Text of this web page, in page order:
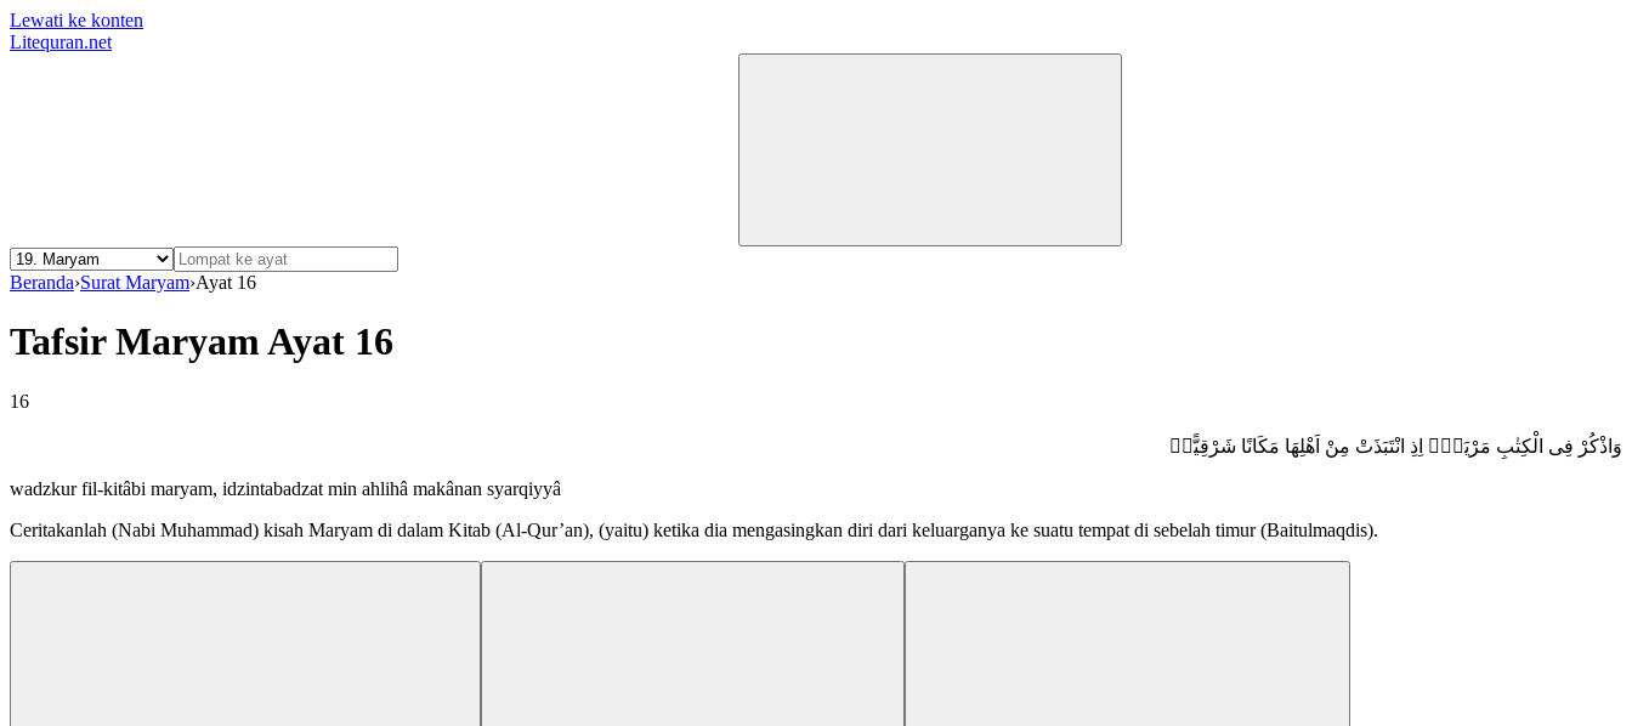
Lewati ke konten
Litequran.net
Beranda›Surat Maryam›Ayat 16
Tafsir Maryam Ayat 16
16
وَاذْكُرْ فِى الْكِتٰبِ مَرْيَمَۘ اِذِ انْتَبَذَتْ مِنْ اَهْلِهَا مَكَانًا شَرْقِيًّاۙ
wadzkur fil-kitâbi maryam, idzintabadzat min ahlihâ makânan syarqiyyâ
Ceritakanlah (Nabi Muhammad) kisah Maryam di dalam Kitab (Al-Qur’an), (yaitu) ketika dia mengasingkan diri dari keluarganya ke suatu tempat di sebelah timur (Baitulmaqdis).